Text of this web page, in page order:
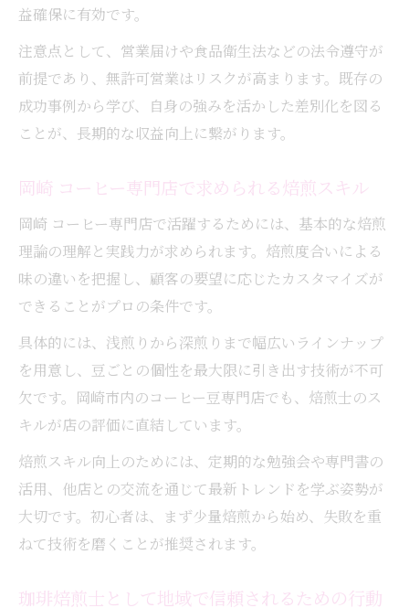
益確保に有効です。
注意点として、営業届けや食品衛生法などの法令遵守が
前提であり、無許可営業はリスクが高まります。既存の
成功事例から学び、自身の強みを活かした差別化を図る
ことが、長期的な収益向上に繋がります。
岡崎 コーヒー専門店で求められる焙煎スキル
岡崎 コーヒー専門店で活躍するためには、基本的な焙煎
理論の理解と実践力が求められます。焙煎度合いによる
味の違いを把握し、顧客の要望に応じたカスタマイズが
できることがプロの条件です。
具体的には、浅煎りから深煎りまで幅広いラインナップ
を用意し、豆ごとの個性を最大限に引き出す技術が不可
欠です。岡崎市内のコーヒー豆専門店でも、焙煎士のス
キルが店の評価に直結しています。
焙煎スキル向上のためには、定期的な勉強会や専門書の
活用、他店との交流を通じて最新トレンドを学ぶ姿勢が
大切です。初心者は、まず少量焙煎から始め、失敗を重
ねて技術を磨くことが推奨されます。
珈琲焙煎士として地域で信頼されるための行動